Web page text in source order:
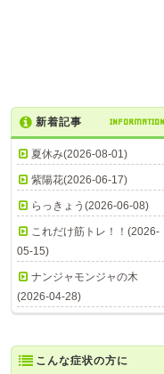
新着記事 INFORMATION
夏休み(2026-08-01)
紫陽花(2026-06-17)
らっきょう(2026-06-08)
これだけ筋トレ！！(2026-
05-15)
ナンジャモンジャの木
(2026-04-28)
こんな症状の方に